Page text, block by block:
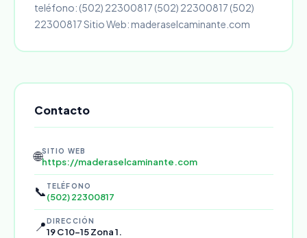
teléfono: (502) 22300817 (502) 22300817 (502)
22300817 Sitio Web: maderaselcaminante.com
Contacto
🌐SITIO WEB
https://maderaselcaminante.com
📞 TELÉFONO
(502) 22300817
📍DIRECCIÓN
19 C 10-15 Zona 1.